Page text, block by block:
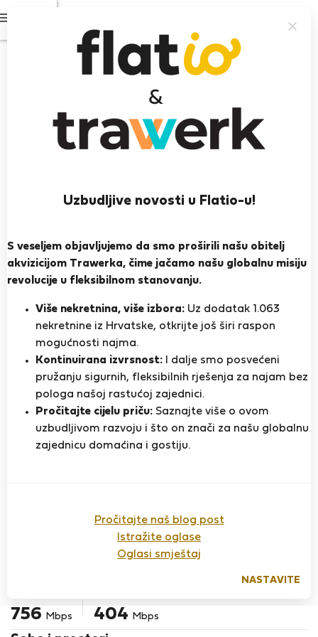
Uzbudljive novosti u Flatio-u!
S veseljem objavljujemo da smo proširili našu obitelj
akvizicijom Trawerka, čime jačamo našu globalnu misiju
revolucije u fleksibilnom stanovanju.
Više nekretnina, više izbora: Uz dodatak 1.063
nekretnine iz Hrvatske, otkrijte još širi raspon
mogućnosti najma.
Kontinuirana izvrsnost: I dalje smo posvećeni
pružanju sigurnih, fleksibilnih rješenja za najam bez
pologa našoj rastućoj zajednici.
Pročitajte cijelu priču: Saznajte više o ovom
uzbudljivom razvoju i što on znači za našu globalnu
zajednicu domaćina i gostiju.
Pročitajte naš blog post
Istražite oglase
Oglasi smještaj
NASTAVITE
Prikažite fotografije
+ Stay Benefits
Luxury Ocean Front Villa in Madeira
StayProtection Stay Benefits
Vaš boravak u ovom smještaju bit će pokriven
našim paketom
StayProtection
Kuća za najam - Calheta
Sam O.
Provjereni
najmodavac
Na Flatio od ožujka 2025
Welcome to Villa Néro, the iconic Calheta beachfront
villa in Madeira Island, Portugal.
This villa represents the epitome of refined coastal
living, combining minimalist luxury, high efficiency and
enjoyed everyday from every room in the house.
The villa features a state-of-the-art kitchen equipped
Brzina interneta za vaš rad na daljinu ili
756 Mbps 404 Mbps